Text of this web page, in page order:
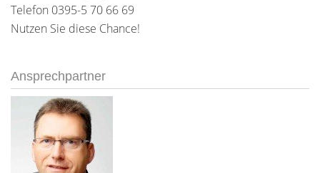
Telefon 0395-5 70 66 69
Nutzen Sie diese Chance!
Ansprechpartner